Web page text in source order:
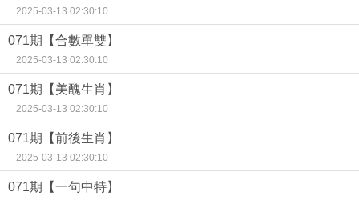
2025-03-13 02:30:10
071期【合數單雙】
2025-03-13 02:30:10
071期【美醜生肖】
2025-03-13 02:30:10
071期【前後生肖】
2025-03-13 02:30:10
071期【一句中特】